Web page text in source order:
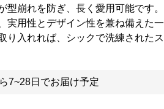
型崩れを防ぎ、長く愛用可能です。
実用性とデザイン性を兼ね備えた一
り入れれば、シックで洗練されたス
7~28日でお届け予定